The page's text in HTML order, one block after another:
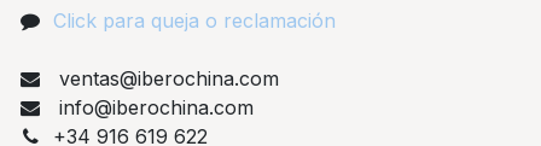
Click para queja o reclamación​
ventas@iberochina.com
info@iberochina.com
+34 916 619 622